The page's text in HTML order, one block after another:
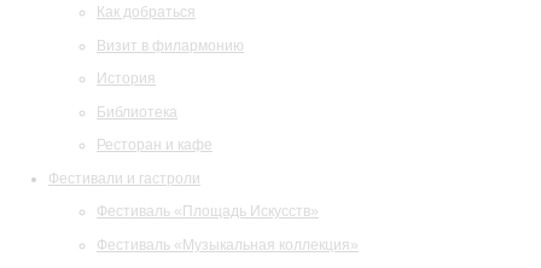
Как добраться
Визит в филармонию
История
Библиотека
Ресторан и кафе
Фестивали и гастроли
Фестиваль «Площадь Искусств»
Фестиваль «Музыкальная коллекция»